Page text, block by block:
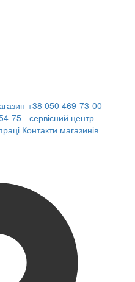
+38 050 469-73-00 -
75 - сервісний центр
Контакти магазинів